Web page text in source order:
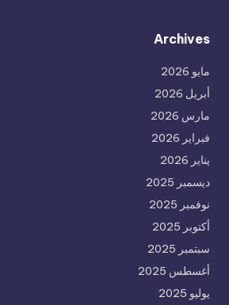
Archives
مايو 2026
أبريل 2026
مارس 2026
فبراير 2026
يناير 2026
ديسمبر 2025
نوفمبر 2025
أكتوبر 2025
سبتمبر 2025
أغسطس 2025
يوليو 2025